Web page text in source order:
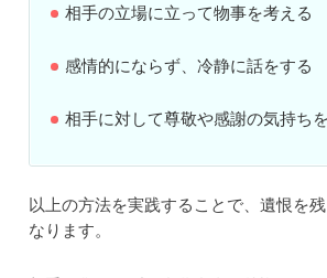
相手の立場に立って物事を考える
感情的にならず、冷静に話をする
相手に対して尊敬や感謝の気持ち
以上の方法を実践することで、遺恨を
なります。